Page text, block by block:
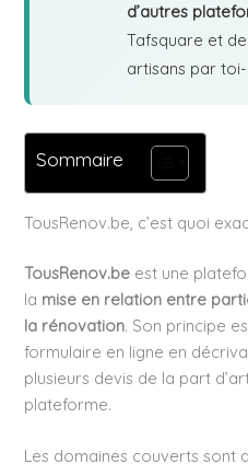
d’autres
Tafsquare et
artisans par
Sommaire
TousRenov.be, c’est quoi
TousRenov.be est une
la mise en relation entre
la rénovation. Son principe
formulaire en ligne en
plusieurs devis de la part
plateforme.
Les domaines couverts sont